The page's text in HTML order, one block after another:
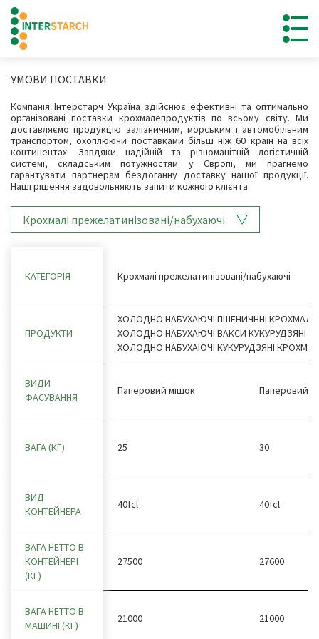
УМОВИ ПОСТАВКИ
Компанія Інтерстарч Україна здійснює ефективні та оптимально
організовані поставки крохмалепродуктів по всьому світу. Ми
доставляємо продукцію залізничним, морським і автомобільним
транспортом, охоплюючи поставками більш ніж 60 країн на всіх
континентах. Завдяки надійній та різноманітній логістичній
системі, складським потужностям у Європі, ми прагнемо
гарантувати партнерам бездоганну доставку нашої продукції.
Наші рішення задовольняють запити кожного клієнта.
Крохмалі прежелатинізовані/набухаючі
КАТЕГОРІЯ
ПРОДУКТИ
ВИДИ
ФАСУВАННЯ
ВАГА (КГ)
ВИД
КОНТЕЙНЕРА
ВАГА НЕТТО В
КОНТЕЙНЕРІ
(КГ)
ВАГА НЕТТО В
МАШИНІ (КГ)
Крохмалі прежелатинізовані/набухаючі
ХОЛОДНО НАБУХАЮЧІ ПШЕНИЧННІ КРОХМАЛІ
ХОЛОДНО НАБУХАЮЧІ ВАКСИ КУКУРУДЗЯНІ
ХОЛОДНО НАБУХАЮЧІ КУКУРУДЗЯНІ
Паперовий мішок Паперовий
25 30
40fcl 40fcl
27500 27600
21000 21000